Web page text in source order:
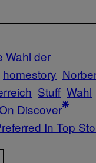
Wahl der
homestory
Stuff Wahl
Discover
In Top